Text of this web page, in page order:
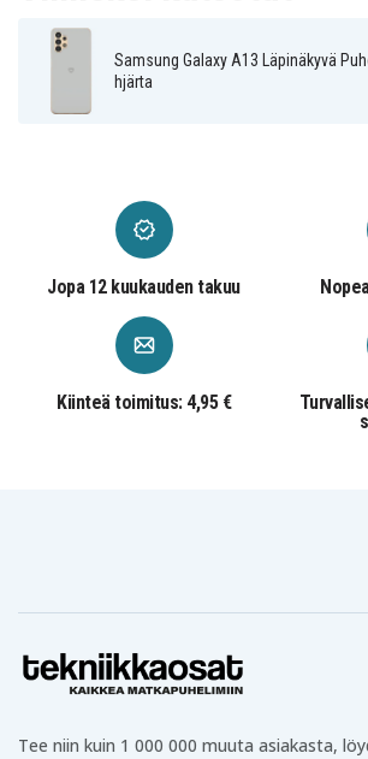
Väri
Samsung Galaxy A13 Läpinäkyvä
hjärta
Jopa 12 kuukauden takuu
Kiinteä toimitus: 4,95 €
Tee niin kuin 1 000 000 muuta asiakasta,